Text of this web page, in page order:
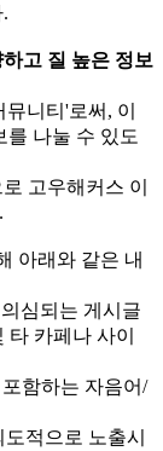
고 질 높은 정보
니티'로써, 이
를 나눌 수 있도
고우해커스 이
아래와 같은 내
심되는 게시글
카페나 사이
함하는 자음어/
적으로 노출시